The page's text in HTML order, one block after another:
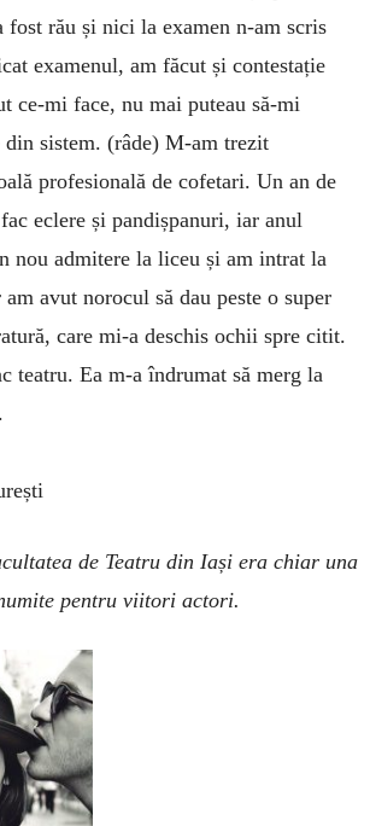
fost rău și nici la examen n-am scris
examenul, am făcut și contestație
ce-mi face, nu mai puteau să-mi
din sistem. (râde) M-am trezit
profesională de cofetari. Un an de
eclere și pandișpanuri, iar anul
nou admitere la liceu și am intrat la
avut norocul să dau peste o super
care mi-a deschis ochii spre citit.
teatru. Ea m-a îndrumat să merg la
de Teatru din Iași era chiar una
pentru viitori actori.